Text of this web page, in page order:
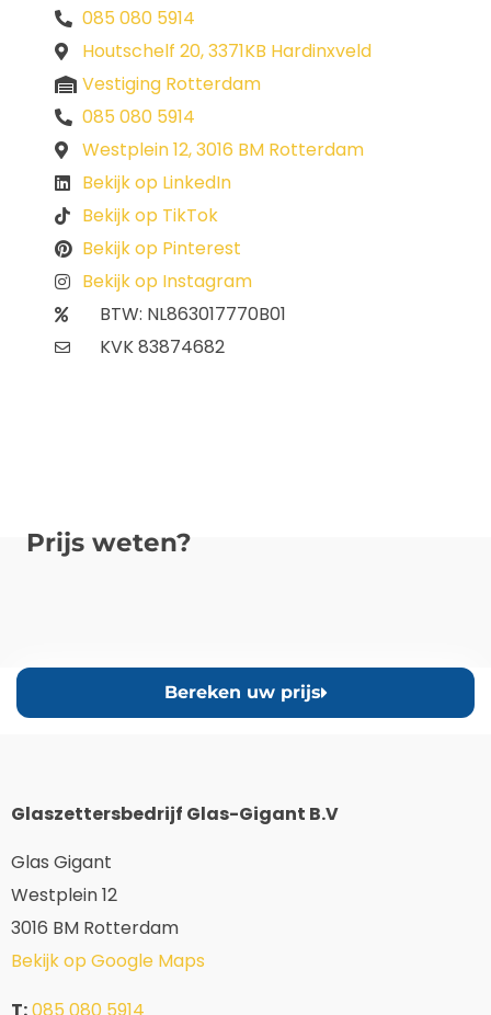
085 080 5914
Houtschelf 20, 3371KB Hardinxveld
Vestiging Rotterdam
085 080 5914
Westplein 12, 3016 BM Rotterdam
Bekijk op LinkedIn
Bekijk op TikTok
Bekijk op Pinterest
Bekijk op Instagram
BTW: NL863017770B01
KVK 83874682
Prijs weten?
Bereken uw prijs
Glaszettersbedrijf Glas-Gigant B.V
Glas Gigant
Westplein 12
3016 BM Rotterdam
Bekijk op Google Maps
T:085 080 5914